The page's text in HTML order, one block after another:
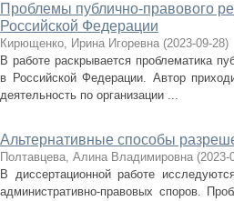
Проблемы публично-правового
Российской Федерации
Кирющенко, Ирина Игоревна (2023-09-28)
В работе раскрывается проблематика
в Российской Федерации. Автор
деятельность по организации ...
Альтернативные способы
Полтавцева, Алина Владимировна (2023-
В диссертационной работе
административно-правовых споров.